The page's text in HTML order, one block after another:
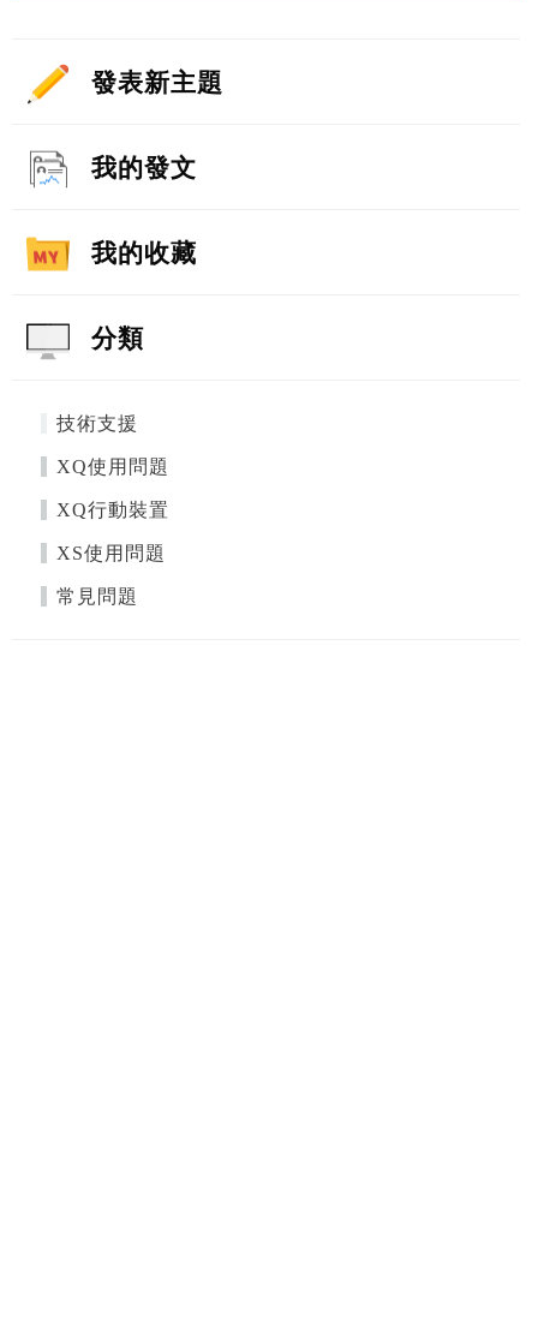
發表新主題
我的發文
我的收藏
分類
技術支援
XQ使用問題
XQ行動裝置
XS使用問題
常見問題